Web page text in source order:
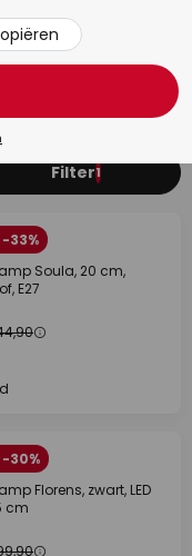
Filter1
33%
Soula, 20 cm,
E27
30%
Florens, zwart, LED
cm